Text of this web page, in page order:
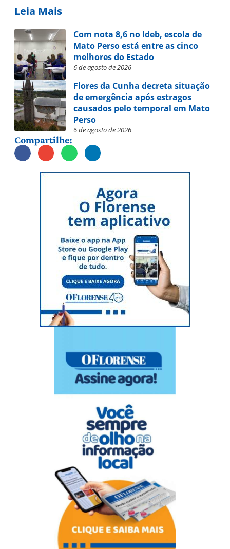
Leia Mais
Com nota 8,6 no Ideb, escola de
Mato Perso está entre as cinco
melhores do Estado
6 de agosto de 2026
Flores da Cunha decreta situação
de emergência após estragos
causados pelo temporal em Mato
Perso
6 de agosto de 2026
Compartilhe: